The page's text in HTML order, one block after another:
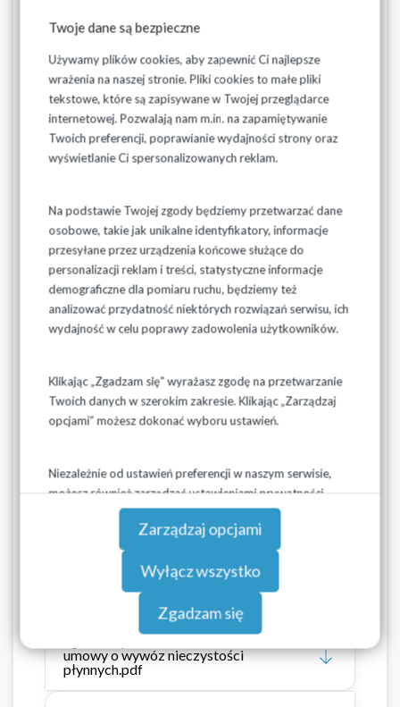
Twoje dane są bezpieczne
Używamy plików cookies, aby zapewnić Ci najlepsze
wrażenia na naszej stronie. Pliki cookies to małe pliki
tekstowe, które są zapisywane w Twojej przeglądarce
internetowej. Pozwalają nam m.in. na zapamiętywanie
Twoich preferencji, poprawianie wydajności strony oraz
wyświetlanie Ci spersonalizowanych reklam.
Na podstawie Twojej zgody będziemy przetwarzać dane
osobowe, takie jak unikalne identyfikatory, informacje
przesyłane przez urządzenia końcowe służące do
personalizacji reklam i treści, statystyczne informacje
demograficzne dla pomiaru ruchu, będziemy też
analizować przydatność niektórych rozwiązań serwisu, ich
wydajność w celu poprawy zadowolenia użytkowników.
Klikając „Zgadzam się” wyrażasz zgodę na przetwarzanie
Twoich danych w szerokim zakresie. Klikając „Zarządzaj
opcjami” możesz dokonać wyboru ustawień.
Niezależnie od ustawień preferencji w naszym serwisie,
możesz również zarządzać ustawieniami prywatności
swojej przeglądarki. Więcej informacji o przetwarzaniu
danych znajdziesz wPolityce prywatności.
Zarządzaj opcjami
Wyłącz wszystko
Zgadzam się
zgoda współwłaściciela na zawarcie
umowy.pdf
Oświadczenie o przetwarzaniu danych
osobowych Pełnomocnika Wodociagi
RODO 2022.pdf
Oświadczenie o akceptacji wystawiania i
przesyłania e-faktury
Oświadczenie o zmianie adresu e-mail do
przesyłania e-faktury
Oświadczenie o wycofaniu akceptacji na
przesyłanie e-faktury
Oświadczenie o akceptacji korzystania z
systemu powiadamiania SMS
Oświadczenie o zmianie numeru telefonu
służącego do odbierania powiadomień
SMS
korzystanie z systemu powiadamiania
SMS
Wniosek o zawarcie umowy na wywóz
nieczystości płynnych.pdf
zgoda właściciela na zawarcie umowy o
wywóz nieczystości płynnych.pdf
zgoda współwłaściciela na zawarcie
umowy o wywóz nieczystości
płynnych.pdf